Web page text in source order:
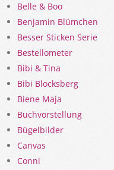
Belle & Boo
Benjamin Blümchen
Besser Sticken Serie
Bestellometer
Bibi & Tina
Bibi Blocksberg
Biene Maja
Buchvorstellung
Bügelbilder
Canvas
Conni